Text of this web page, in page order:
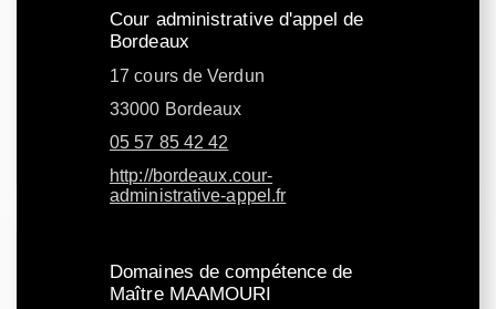
Cour administrative d'appel de
Bordeaux
17 cours de Verdun
33000 Bordeaux
05 57 85 42 42
http://bordeaux.cour-
administrative-appel.fr
Domaines de compétence de
Maître MAAMOURI